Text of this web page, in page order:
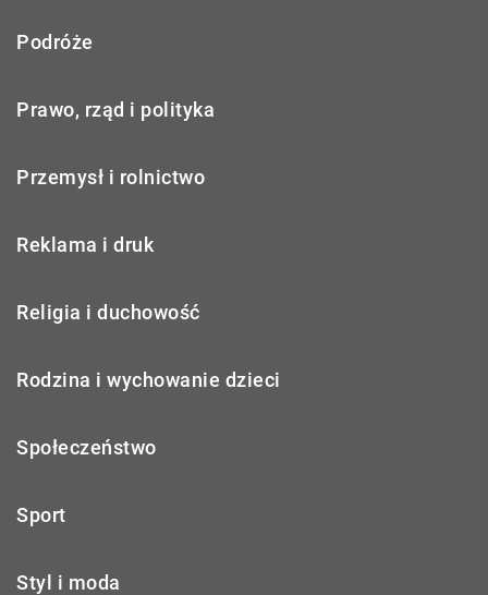
Podróże
Prawo, rząd i polityka
Przemysł i rolnictwo
Reklama i druk
Religia i duchowość
Rodzina i wychowanie dzieci
Społeczeństwo
Sport
Styl i moda